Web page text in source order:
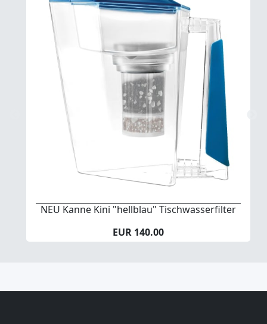
NEU Kanne Kini "hellblau" Tischwasserfilter
EUR 140.00